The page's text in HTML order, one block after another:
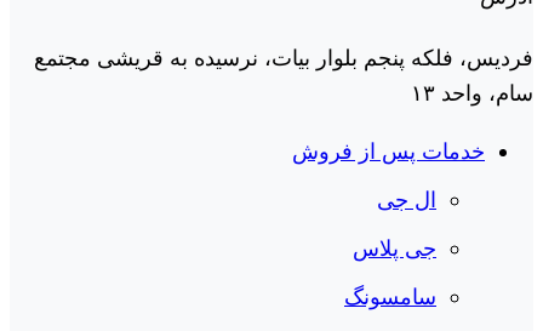
فردیس، فلکه پنجم بلوار بیات، نرسیده به قریشی مجتمع
سام، واحد ۱۳
خدمات پس از فروش
ال جی
جی پلاس
سامسونگ